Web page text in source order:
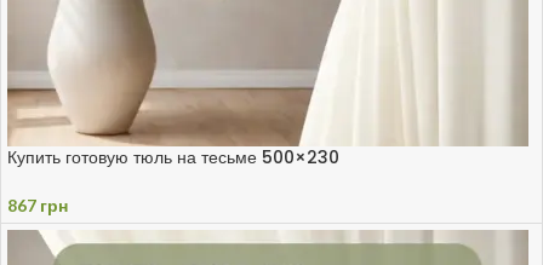
Купить готовую тюль на тесьме 500×230
867 грн